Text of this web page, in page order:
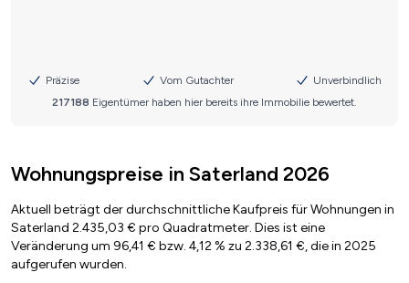
Wohnungspreise in Saterland 2026
Aktuell beträgt der durchschnittliche Kaufpreis für Wohnungen in
Saterland 2.435,03 € pro Quadratmeter. Dies ist eine
Veränderung um 96,41 € bzw. 4,12 % zu 2.338,61 €, die in 2025
aufgerufen wurden.